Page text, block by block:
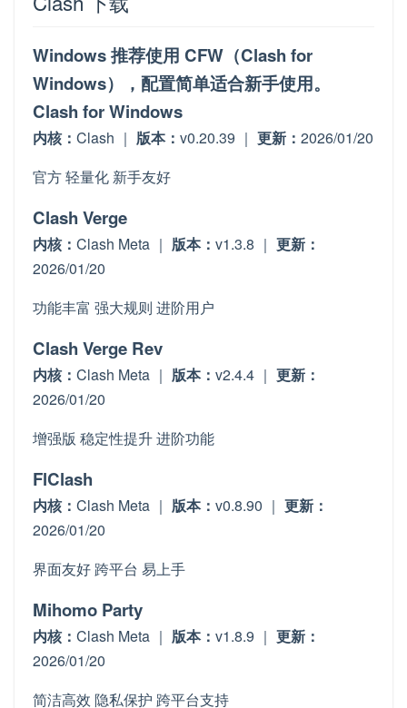
Windows 推荐使用 CFW（Clash for
Windows），配置简单适合新手使用。
Clash for Windows
内核： Clash ｜ 版本： v0.20.39 ｜ 更新： 2026/01/20
官方轻量化 新手友好
Clash Verge
内核： Clash Meta ｜ 版本： v1.3.8 ｜ 更新：
2026/01/20
功能丰富 强大规则 进阶用户
Clash Verge Rev
内核： Clash Meta ｜ 版本： v2.4.4 ｜ 更新：
2026/01/20
增强版 稳定性提升进阶功能
FlClash
内核： Clash Meta ｜ 版本： v0.8.90 ｜ 更新：
2026/01/20
界面友好 跨平台 易上手
Mihomo Party
内核： Clash Meta ｜ 版本： v1.8.9 ｜ 更新：
2026/01/20
简洁高效 隐私保护 跨平台支持